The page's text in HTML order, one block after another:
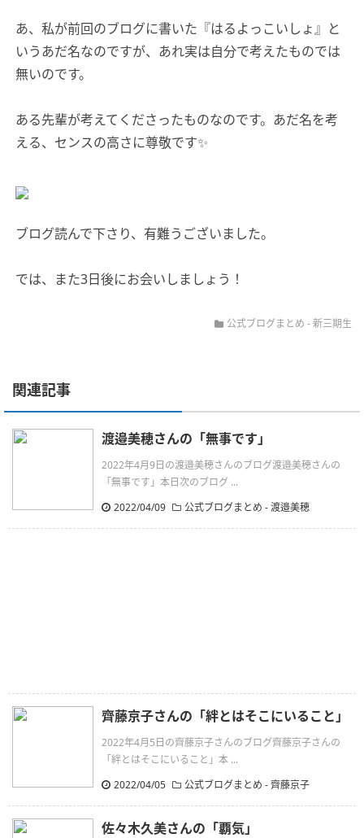
あ、私が前回のブログに書いた『はるよっこいしょ』と
いうあだ名なのですが、あれ実は自分で考えたものでは
無いのです。
ある先輩が考えてくださったものなのです。あだ名を考
える、センスの高さに尊敬です✨
ブログ読んで下さり、有難うございました。
では、また3日後にお会いしましょう！
公式ブログまとめ -新三期生
関連記事
渡邉美穂さんの「無事です」
2022年4月9日の渡邉美穂さんのブログ渡邉美穂さんの
「無事です」本日次のブログ ...
2022/04/09
公式ブログまとめ -渡邉美穂
齊藤京子さんの「絆とはそこにいること」
2022年4月5日の齊藤京子さんのブログ齊藤京子さんの
「絆とはそこにいること」本 ...
2022/04/05
公式ブログまとめ -齊藤京子
佐々木久美さんの「覇気」